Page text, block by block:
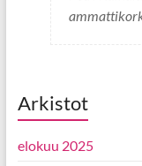
Arkistot
elokuu 2025